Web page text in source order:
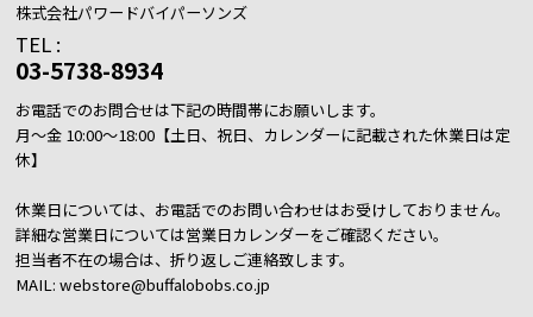
株式会社パワードバイパーソンズ
TEL :
03-5738-8934
お電話でのお問合せは下記の時間帯にお願いします。
月～金 10:00～18:00【土日、祝日、カレンダーに記載された休業日は定
休】
休業日については、お電話でのお問い合わせはお受けしておりません。
詳細な営業日については営業日カレンダーをご確認ください。
担当者不在の場合は、折り返しご連絡致します。
MAIL: webstore@buffalobobs.co.jp